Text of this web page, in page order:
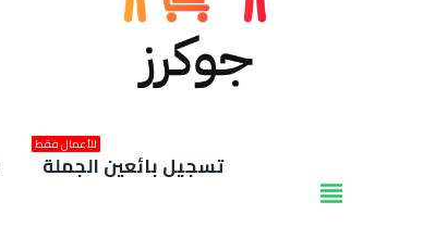
view_headline
تسجيل بائعين الجملة
للأعمال فقط